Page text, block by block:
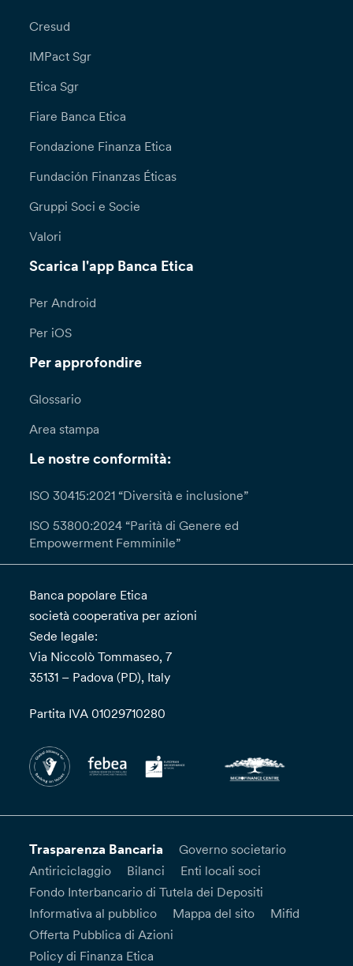
Cresud
IMPact Sgr
Etica Sgr
Fiare Banca Etica
Fondazione Finanza Etica
Fundación Finanzas Éticas
Gruppi Soci e Socie
Valori
Scarica l'app Banca Etica
Per Android
Per iOS
Per approfondire
Glossario
Area stampa
Le nostre conformità:
ISO 30415:2021 “Diversità e inclusione”
ISO 53800:2024 “Parità di Genere ed
Empowerment Femminile”
Banca popolare Etica
società cooperativa per azioni
Sede legale:
Via Niccolò Tommaseo, 7
35131 – Padova (PD), Italy
Partita IVA 01029710280
Trasparenza Bancaria
Governo societario
Antiriciclaggio
Bilanci
Enti locali soci
Fondo Interbancario di Tutela dei Depositi
Informativa al pubblico
Mappa del sito
Mifid
Offerta Pubblica di Azioni
Policy di Finanza Etica